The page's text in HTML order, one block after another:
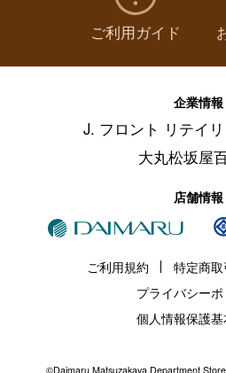
ご利用ガイド
企業情報
J. フロント リテイ
大丸松坂屋
店舗情報
ご利用規約
特定商
プライバシー
個人情報保護
©Daimaru Matsuzakaya Department